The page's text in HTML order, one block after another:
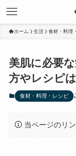
ホーム 生活 食材・料理
美肌に必要
方やレシピ
食材・料理・レシピ
当ページのリ